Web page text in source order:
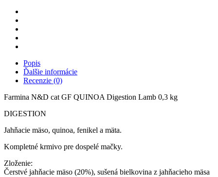
Popis
Ďalšie informácie
Recenzie (0)
Farmina N&D cat GF QUINOA Digestion Lamb 0,3 kg
DIGESTION
Jahňacie mäso, quinoa, fenikel a mäta.
Kompletné krmivo pre dospelé mačky.
Zloženie:
Čerstvé jahňacie mäso (20%), sušená bielkovina z jahňacieho mäsa